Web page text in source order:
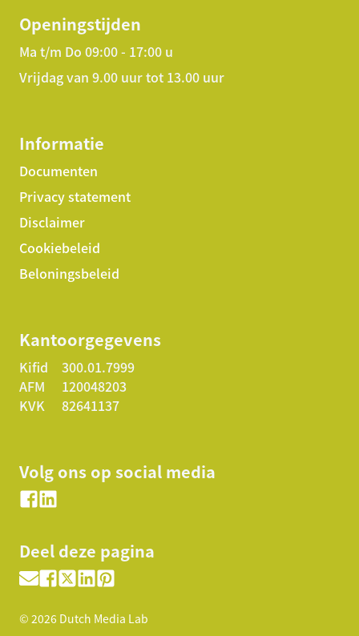
Openingstijden
Ma t/m Do 09:00 - 17:00 u
Vrijdag van 9.00 uur tot 13.00 uur
Informatie
Documenten
Privacy statement
Disclaimer
Cookiebeleid
Beloningsbeleid
Kantoorgegevens
Kifid
300.01.7999
AFM
120048203
KVK
82641137
Volg ons op social media
Deel deze pagina
© 2026 Dutch Media Lab